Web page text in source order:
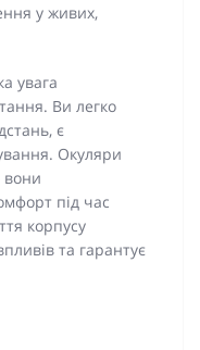
у живих,
увага
Ви легко
є
Окуляри
вони
під час
корпусу
та гарантує